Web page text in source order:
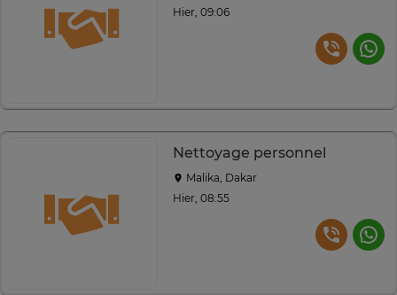
Hier, 09:06
Nettoyage personnel
Malika, Dakar
Hier, 08:55